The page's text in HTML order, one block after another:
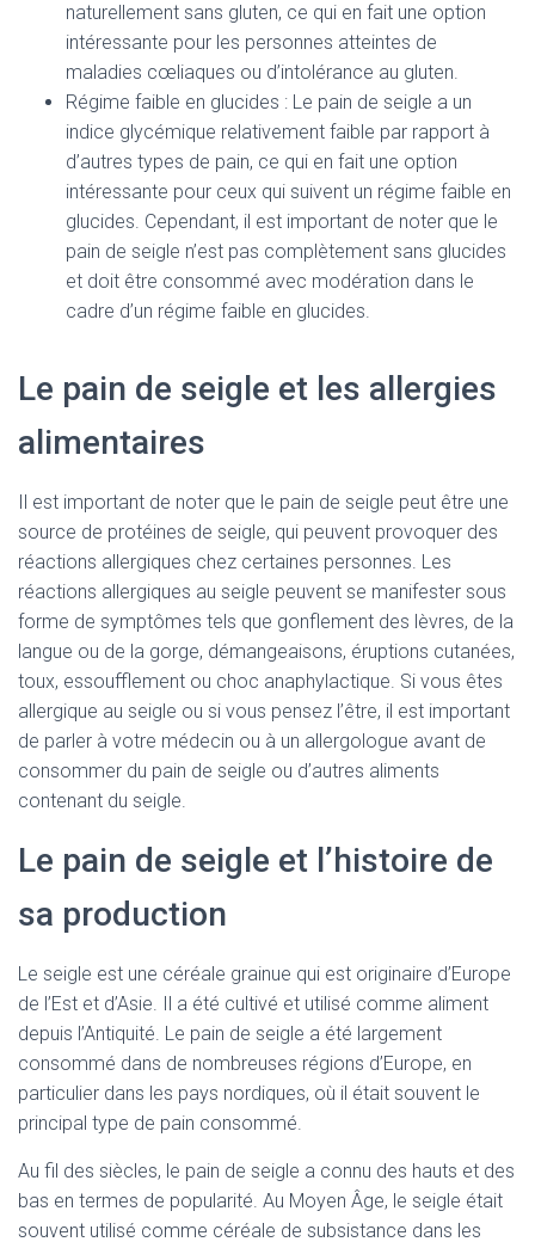
naturellement sans gluten, ce qui en fait une option
intéressante pour les personnes atteintes de
maladies cœliaques ou d’intolérance au gluten.
Régime faible en glucides : Le pain de seigle a un
indice glycémique relativement faible par rapport à
d’autres types de pain, ce qui en fait une option
intéressante pour ceux qui suivent un régime faible en
glucides. Cependant, il est important de noter que le
pain de seigle n’est pas complètement sans glucides
et doit être consommé avec modération dans le
cadre d’un régime faible en glucides.
Le pain de seigle et les allergies
alimentaires
Il est important de noter que le pain de seigle peut être une
source de protéines de seigle, qui peuvent provoquer des
réactions allergiques chez certaines personnes. Les
réactions allergiques au seigle peuvent se manifester sous
forme de symptômes tels que gonflement des lèvres, de la
langue ou de la gorge, démangeaisons, éruptions cutanées,
toux, essoufflement ou choc anaphylactique. Si vous êtes
allergique au seigle ou si vous pensez l’être, il est important
de parler à votre médecin ou à un allergologue avant de
consommer du pain de seigle ou d’autres aliments
contenant du seigle.
Le pain de seigle et l’histoire de
sa production
Le seigle est une céréale grainue qui est originaire d’Europe
de l’Est et d’Asie. Il a été cultivé et utilisé comme aliment
depuis l’Antiquité. Le pain de seigle a été largement
consommé dans de nombreuses régions d’Europe, en
particulier dans les pays nordiques, où il était souvent le
principal type de pain consommé.
Au fil des siècles, le pain de seigle a connu des hauts et des
bas en termes de popularité. Au Moyen Âge, le seigle était
souvent utilisé comme céréale de subsistance dans les